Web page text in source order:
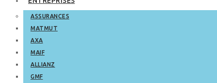
ASSURANCES
MATMUT
AXA
MAIF
ALLIANZ
GMF